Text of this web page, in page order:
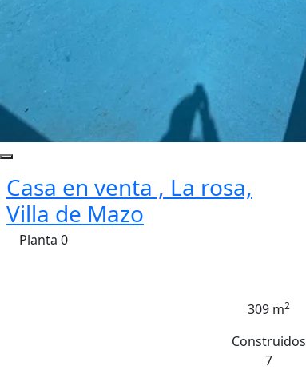
Casa en venta , La rosa,
Villa de Mazo
Planta 0
309 m2
Construidos
7